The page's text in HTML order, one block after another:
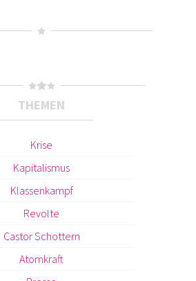
THEMEN
Krise
Kapitalismus
Klassenkampf
Revolte
Castor Schottern
Atomkraft